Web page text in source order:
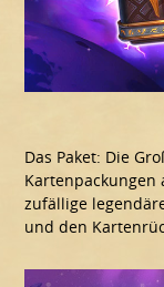
Das Paket: Die
Kartenpackungen
zufällige
und den